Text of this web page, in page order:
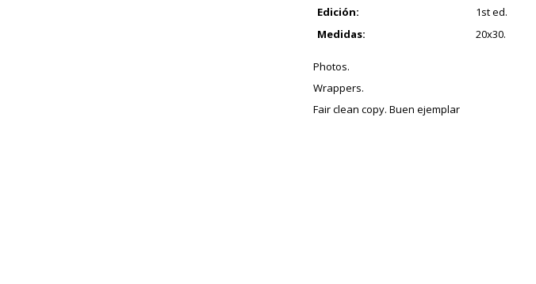
Edición:
1st ed.
Medidas:
20x30.
Photos.
Wrappers.
Fair clean copy. Buen ejemplar